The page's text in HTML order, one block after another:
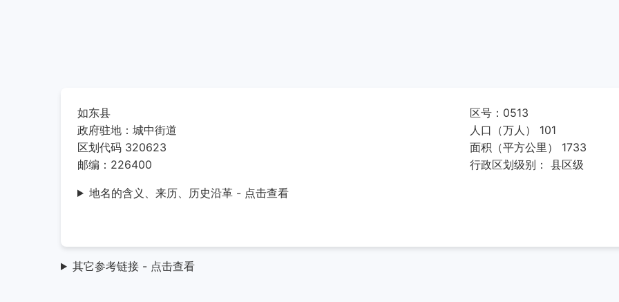
如东县
政府驻地：城中街道
区划代码 320623
邮编：226400
区号：0513
人口（万人） 101
面积（平方公里） 1733
行政区划级别： 县区级
地名的含义、来历、历史沿革 - 点击查看
其它参考链接 - 点击查看